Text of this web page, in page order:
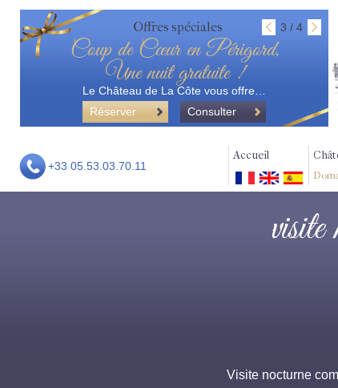
Offres spéciales 3 / 4
Coup de Cœur en Périgord,
Une nuit gratuite !
Le Château de La Côte vous offre…
Réserver
Consulter
+33 05.53.03.70.11
Accueil
Visite nocturne